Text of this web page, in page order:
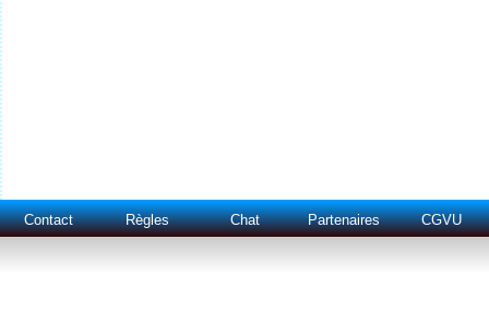
Contact Règles Chat Partenaires CGVU